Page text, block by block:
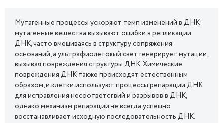
Мутагенные процессы ускоряют темп изменений в ДНК:
мутагенные вещества вызывают ошибки в репликации
ДНК, часто вмешиваясь в структуру сопряжения
оснований, а ультрафиолетовый свет генерирует мутации,
вызывая повреждения структуры ДНК. Химические
повреждения ДНК также происходят естественным
образом, и клетки используют процессы репарации ДНК
для исправления несоответствий и разрывов в ДНК,
однако механизм репарации не всегда успешно
восстанавливает исходную последовательность ДНК.